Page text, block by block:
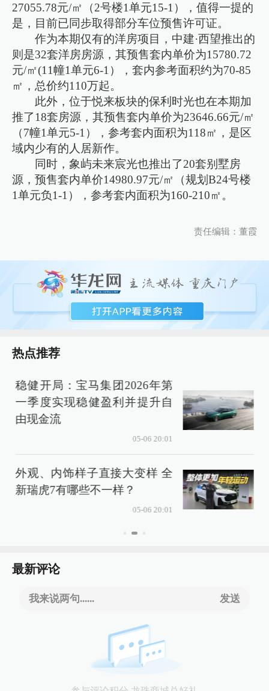
27055.78元/㎡（2号楼1单元15-1），值得一提的
是，目前已同步取得部分车位预售许可证。
作为本期仅有的洋房项目，中建·西望推出的
则是32套洋房房源，其预售套内单价为15780.72
元/㎡(11幢1单元6-1），套内参考面积约为70-85
㎡，总价约110万起。
此外，位于悦来板块的保利时光也在本期加
推了18套房源，其预售套内单价为23646.66元/㎡
（7幢1单元5-1），参考套内面积为118㎡，是区
域内少有的人居新作。
同时，象屿未来宸光也推出了20套别墅房
源，预售套内单价14980.97元/㎡（规划B24号楼
1单元负1-1），参考套内面积为160-210㎡。
责任编辑：董霞
热点推荐
稳健开局：宝马集团2026年第
一季度实现稳健盈利并提升自
由现金流
05-06 20:01
外观、内饰样子直接大变样 全
新瑞虎7有哪些不一样？
05-06 20:01
最新评论
我来说两句...... 发送